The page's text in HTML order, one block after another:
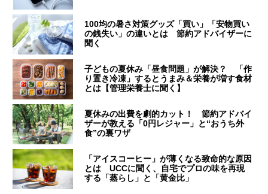
100均の暑さ対策グッズ「買い」「安物買い
の銭失い」の違いとは 節約アドバイザーに
聞く
子どもの夏休み「昼食問題」が解決？ 「作
り置き冷凍」するとうまみ＆栄養が増す食材
とは【管理栄養士に聞く】
夏休みの出費を劇的カット！ 節約アドバイ
ザーが教える「0円レジャー」と“おうち外
食”の裏ワザ
「アイスコーヒー」が薄くなる致命的な原因
とは UCCに聞く、自宅でプロの味を再現
する「蒸らし」と「黄金比」